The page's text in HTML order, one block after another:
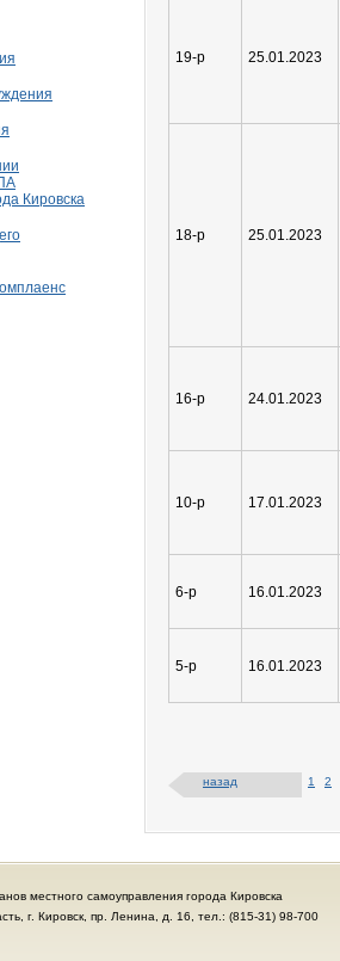
19-р 25.01.2023
18-р 25.01.2023
16-р 24.01.2023
10-р 17.01.2023
6-р 16.01.2023
5-р 16.01.2023
назад 1 2
Кировскa
местного самоуправления города Кировска
г. Кировск, пр. Ленина, д. 16, тел.: (815-31) 98-700